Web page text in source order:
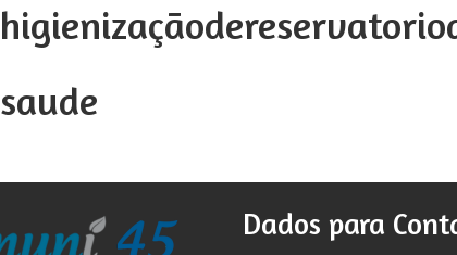
saude
Dados para